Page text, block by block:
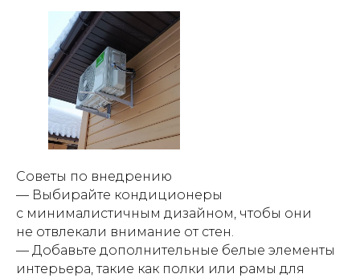
Советы по внедрению
— Выбирайте кондиционеры
с минималистичным дизайном, чтобы они
не отвлекали внимание от стен.
— Добавьте дополнительные белые элементы
интерьера, такие как полки или рамы для